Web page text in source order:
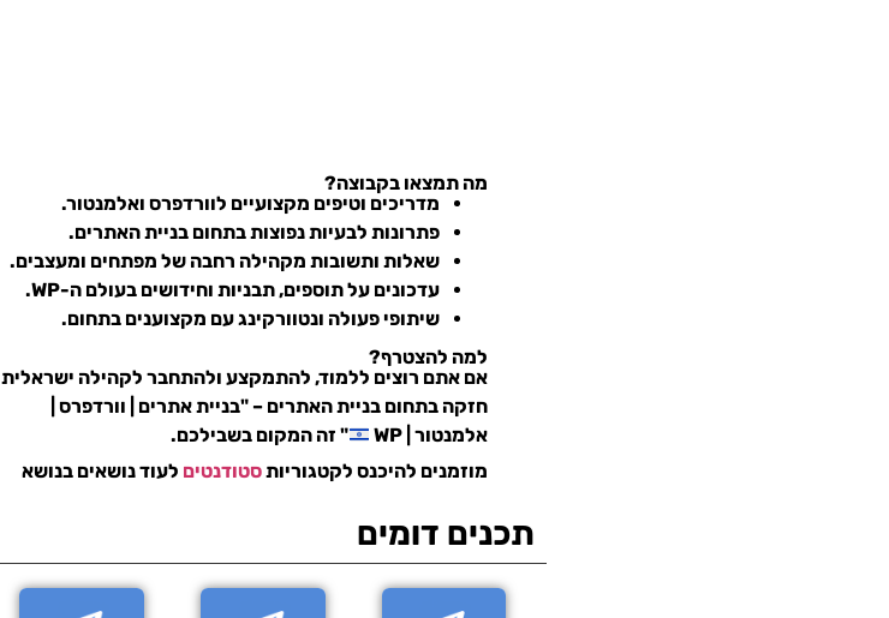
מה תמצאו בקבוצה?
מדריכים וטיפים מקצועיים לוורדפרס ואלמנטור.
פתרונות לבעיות נפוצותבתחום בניית האתרים.
שאלות ותשובותמקהילה רחבה של מפתחים ומעצבים.
עדכונים על תוספים, תבניות וחידושים בעולם ה-WP.
שיתופי פעולה ונטוורקינג עם מקצוענים בתחום.
למה להצטרף?
אם אתם רוצים ללמוד, להתמקצע ולהתחבר לקהילה ישראלית
חזקה בתחום בניית האתרים – "בניית אתרים | וורדפרס |
אלמנטור | WP
"זה המקום בשבילכם.
מוזמנים להיכנס לקטגוריותסטודנטים לעוד נושאים בנושא
תכנים דומים